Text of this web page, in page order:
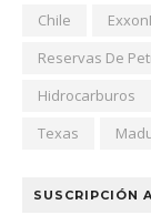
Chile
Reservas De
Hidrocarburos
Texas
SUSCRIPCIÓN